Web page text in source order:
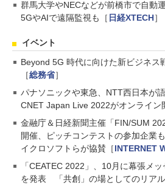
群馬大学やNECなどが前橋市で自動
5GやAIで遠隔監視も［ 日経XTECH］
イベント
Beyond 5G 時代に向けた新ビジネス
［総務省］
パナソニックや東急、NTT西日本が
CNET Japan Live 2022がオンライン
金融庁＆日経新聞主催「FIN/SUM
開催、ピッチコンテストの参加企業
イクロソフトらが協賛［INTERNET
「CEATEC 2022」、10月に幕張メ
を発表 「共創」の場としてのリア